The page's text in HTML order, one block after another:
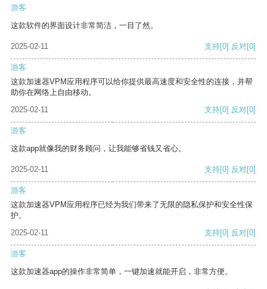
游客
这款软件的界面设计非常简洁，一目了然。
2025-02-11 支持[0] 反对[0]
游客
这款加速器VPM应用程序可以给你提供最高速度和安全性的连接，并帮
助你在网络上自由移动。
2025-02-11
支持[0] 反对[0]
游客
这款app就像我的财务顾问，让我能够省钱又省心。
2025-02-11 支持[0] 反对[0]
游客
这款加速器VPM应用程序已经为我们带来了无限的隐私保护和安全性保
护。
2025-02-11
支持[0] 反对[0]
游客
这款加速器app的操作非常简单，一键加速就能开启，非常方便。